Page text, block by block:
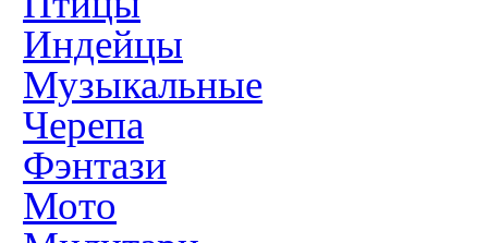
Индейцы
Музыкальные
Черепа
Фэнтази
Мото